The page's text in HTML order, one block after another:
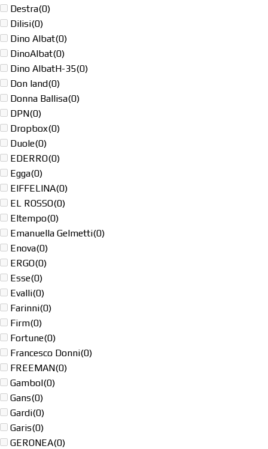
Destra(0)
Dilisi(0)
Dino Albat(0)
DinoAlbat(0)
Dino AlbatH-35(0)
Don land(0)
Donna Ballisa(0)
DPN(0)
Dropbox(0)
Duole(0)
EDERRO(0)
Egga(0)
EIFFELINA(0)
EL ROSSO(0)
Eltempo(0)
Emanuella Gelmetti(0)
Enova(0)
ERGO(0)
Esse(0)
Evalli(0)
Farinni(0)
Firm(0)
Fortune(0)
Francesco Donni(0)
FREEMAN(0)
Gambol(0)
Gans(0)
Gardi(0)
Garis(0)
GERONEA(0)